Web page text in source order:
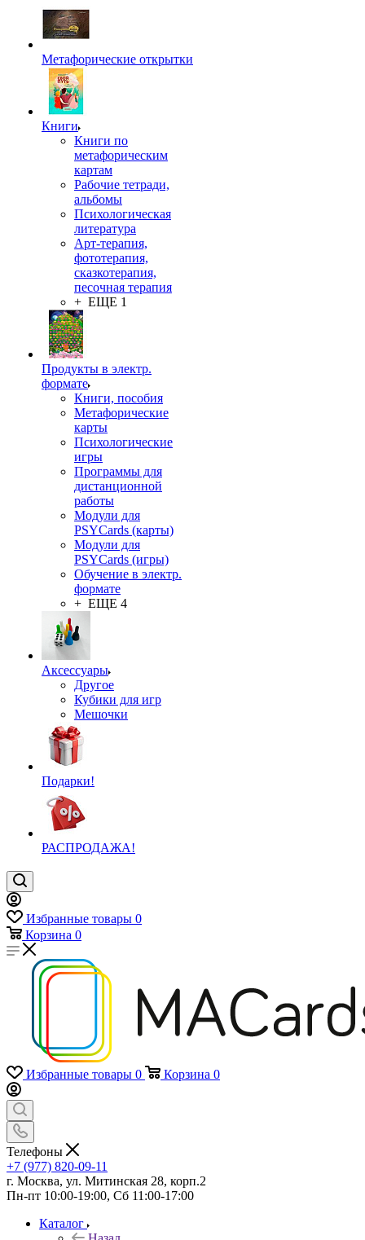
Метафорические открытки
Книги
Книги по
метафорическим
картам
Рабочие тетради,
альбомы
Психологическая
литература
Арт-терапия,
фототерапия,
сказкотерапия,
песочная терапия
+ ЕЩЕ 1
Продукты в электр.
формате
Книги, пособия
Метафорические
карты
Психологические
игры
Программы для
дистанционной
работы
Модули для
PSYCards (карты)
Модули для
PSYCards (игры)
Обучение в электр.
формате
+ ЕЩЕ 4
Аксессуары
Другое
Кубики для игр
Мешочки
Подарки!
РАСПРОДАЖА!
Избранные товары 0
Корзина 0
Избранные товары 0 Корзина 0
Телефоны
+7 (977) 820-09-11
г. Москва, ул. Митинская 28, корп.2
Пн-пт 10:00-19:00, Сб 11:00-17:00
Каталог